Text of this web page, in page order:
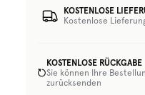
KOSTENLOSE
Kostenlose
KOSTENLOSE RÜCKGABE
Sie können Ihre
zurücksenden